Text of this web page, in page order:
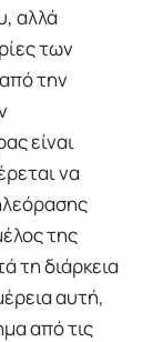
αλλά
των
την
είναι
να
της
τη διάρκεια
αυτή,
από τις